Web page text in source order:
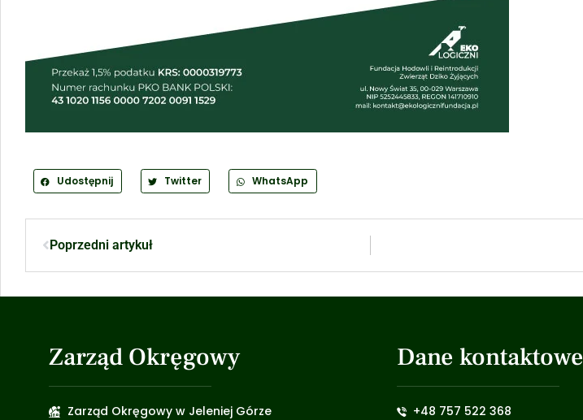
Udostępnij Twitter WhatsApp
Poprzedni artykuł
Zarząd Okręgowy
Zarząd Okręgowy w Jeleniej Górze
Dane kontaktowe
+48 757 522 368